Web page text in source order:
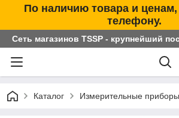
По наличию товара и ценам,
телефону.
Сеть магазинов TSSP - крупнейший
Каталог Измерительные